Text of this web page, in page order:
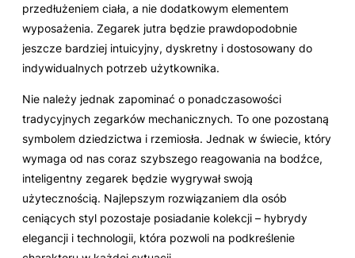
przedłużeniem ciała, a nie dodatkowym elementem
wyposażenia. Zegarek jutra będzie prawdopodobnie
jeszcze bardziej intuicyjny, dyskretny i dostosowany do
indywidualnych potrzeb użytkownika.
Nie należy jednak zapominać o ponadczasowości
tradycyjnych zegarków mechanicznych. To one pozostaną
symbolem dziedzictwa i rzemiosła. Jednak w świecie, który
wymaga od nas coraz szybszego reagowania na bodźce,
inteligentny zegarek będzie wygrywał swoją
użytecznością. Najlepszym rozwiązaniem dla osób
ceniących styl pozostaje posiadanie kolekcji – hybrydy
elegancji i technologii, która pozwoli na podkreślenie